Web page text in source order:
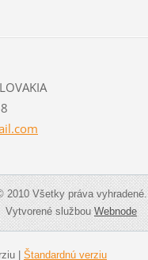
l.com
2010 Všetky práva vyhradené.
Vytvorené službouWebnode
| Štandardnú verziu